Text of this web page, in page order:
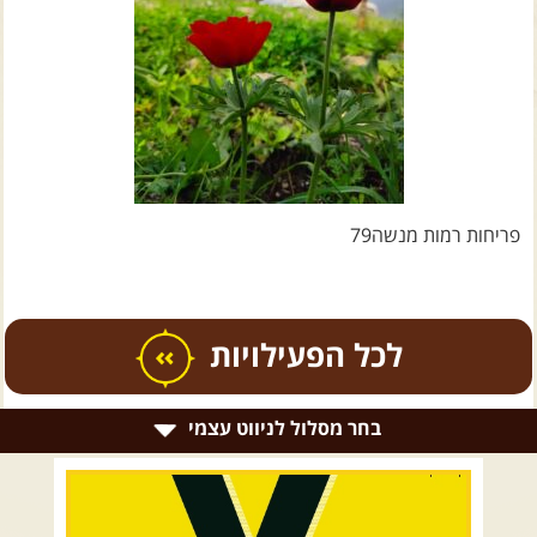
צרו קשר עם שבילים
אודות יואב קווה והאתר שבילים
פריחות רמות מנשה79
כל הפעילויות
. טיולים מודרכים בארץ .
בחר מסלול לניווט עצמי
רמת הגולן וגליל עליון